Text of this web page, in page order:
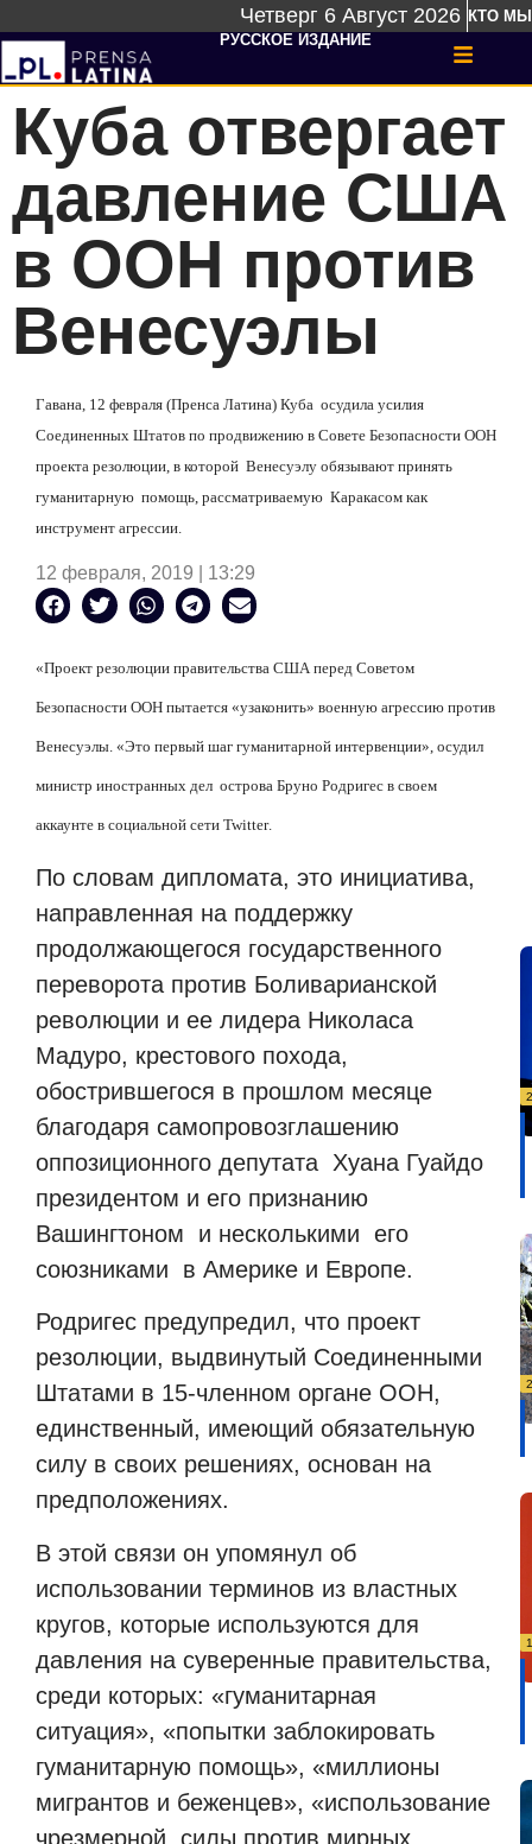
Четверг 6 Август 2026 КТО МЫ
РУССКОЕ ИЗДАНИЕ
Куба отвергает
давление США
в ООН против
Венесуэлы
Гавана, 12 февраля (Пренса Латина) Куба осудила усилия
Соединенных Штатов по продвижению в Совете Безопасности ООН
проекта резолюции, в которой Венесуэлу обязывают принять
гуманитарную помощь, рассматриваемую Каракасом как
инструмент агрессии.
12 февраля, 2019 | 13:29
«Проект резолюции правительства США перед Советом
Безопасности ООН пытается «узаконить» военную агрессию против
Венесуэлы. «Это первый шаг гуманитарной интервенции», осудил
министр иностранных дел острова Бруно Родригес в своем
аккаунте в социальной сети Twitter.
По словам дипломата, это инициатива,
направленная на поддержку
продолжающегося государственного
переворота против Боливарианской
революции и ее лидера Николаса
Мадуро, крестового похода,
обострившегося в прошлом месяце
благодаря самопровозглашению
оппозиционного депутата Хуана Гуайдо
президентом и его признанию
Вашингтоном
и несколькими его
союзниками
в Америке и Европе.
Родригес предупредил, что проект
резолюции, выдвинутый Соединенными
Штатами в 15-членном органе ООН,
единственный, имеющий обязательную
силу в своих решениях, основан на
предположениях.
В этой связи он упомянул об
использовании терминов из властных
кругов, которые используются для
давления на суверенные правительства,
среди которых: «гуманитарная
ситуация», «попытки заблокировать
гуманитарную помощь», «миллионы
мигрантов и беженцев», «использование
чрезмерной силы против мирных